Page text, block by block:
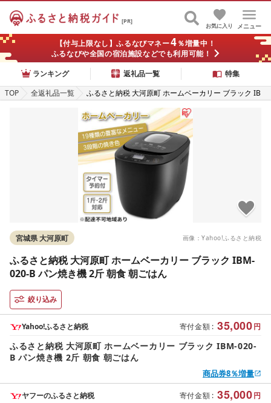
[PR]
メニュー
お気に入り
【付与上限なし】ふるなびマネー4％増量中！
ふるなびや全国の宿泊施設などでも利用可能！
ランキング
返礼品一覧
特集
TOP
全返礼品一覧
ふるさと納税 大河原町 ホームベーカリー ブラック IB
M-020-B パン焼き機 2斤 朝食 朝ごはん
画像：Yahoo!ふるさと納税
宮城県 大河原町
ふるさと納税 大河原町 ホームベーカリー ブラック IBM-
020-B パン焼き機 2斤 朝食 朝ごはん
絞り込み
寄付金額 : 35,000円
Yahoo!ふるさと納税
ふるさと納税 大河原町 ホームベーカリー ブラック IBM-020-
B パン焼き機 2斤 朝食 朝ごはん
商品券8％増量
寄付金額 : 35,000円
ヤフーのふるさと納税